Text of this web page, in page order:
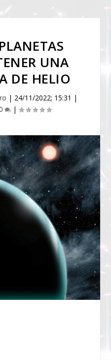
UNA
DE HELIO
| 24/11/2022; 15:31 |
|